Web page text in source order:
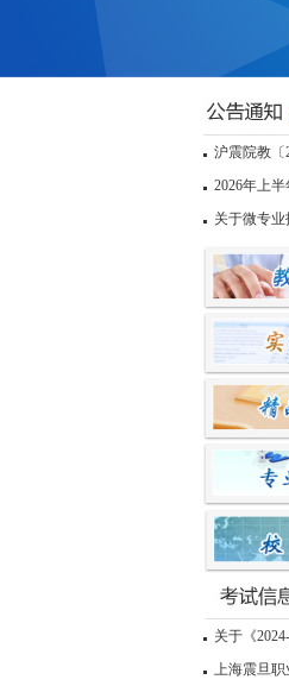
沪震院教〔
2026年上
关于微专
关于《
上海震旦职